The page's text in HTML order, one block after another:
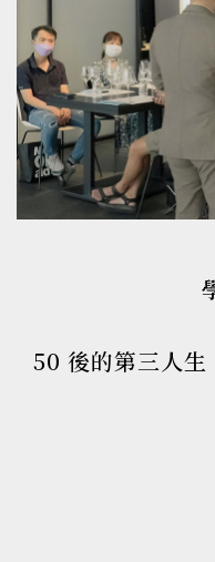
50 後的第三人生